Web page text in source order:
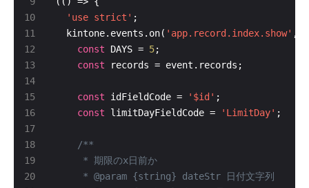
10
13
14
15
16
17
18
19
20
'use strict'
  kintone.events.on(
'app.record.index.show'
const DAYS = 5
const
const idFieldCode = '$id'
const limitDayFieldCode = 'LimitDay'